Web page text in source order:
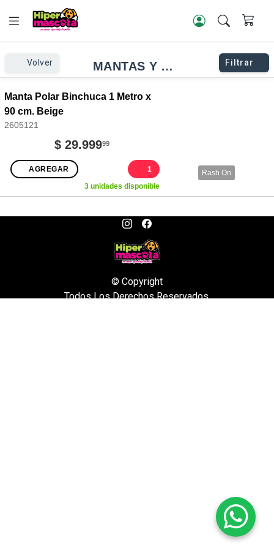
Volver MANTAS Y ABRIGOS Filtrar
Rash On
Manta Polar Binchuca 1 Metro x
90 cm. Beige
2605121
$ 29.99999
1
AGREGAR
3 unidades disponible
© Copyright
Todos Los Derechos Reservados.